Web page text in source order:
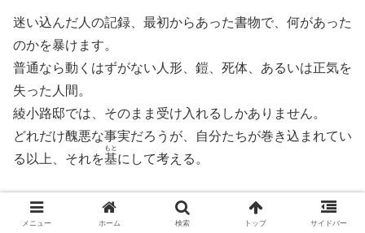
迷い込んだ人の記録、最初からあった書物で、何があった
のかを暴けます。
普通なら動くはずがない人形、鎧、死体、あるいは正気を
失った人間。
綾小路邸では、そのまま受け入れるしかありません。
どれだけ醜悪な事実だろうが、自分たちが巻き込まれてい
る以上、それを基
もと
にして考える。
『腐界に眠る王女のアバドーン』は、周回プレイによって
全貌が明らかになるゲーム。
メニュー ホーム 検索 トップ サイドバー